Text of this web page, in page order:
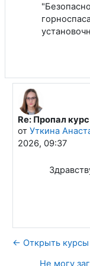
В ответ на
Re: Пропал курс
от Уткина
2026, 09:37
← Открыть курсы
Не могу